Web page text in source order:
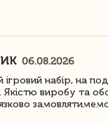
06.08.2026
ігровий набір, на
Якістю виробу та